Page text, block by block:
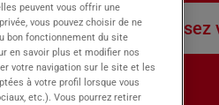
peuvent vous offrir une
vous pouvez choisir de ne
bon fonctionnement du site
en savoir plus et modifier nos
votre navigation sur le site et les
à votre profil lorsque vous
etc.). Vous pourrez retirer